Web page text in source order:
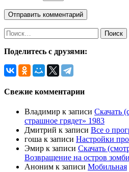
Поделитесь с друзями:
Свежие комментарии
Владимир к записи Скачать
страшное грядет» 1983
Дмитрий к записи Все о
гоша к записи Настройки
Эмир к записи Скачать
Возвращение на остров
Аноним к записи Мобильная